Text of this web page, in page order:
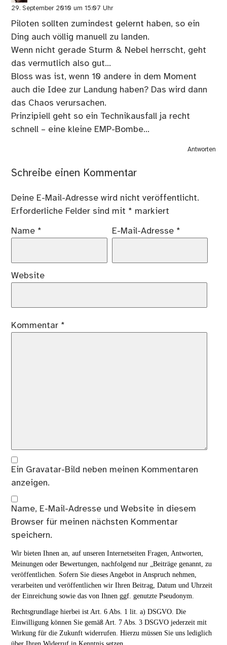
29. September 2010 um 15:07 Uhr
Piloten sollten zumindest gelernt haben, so ein
Ding auch völlig manuell zu landen.
Wenn nicht gerade Sturm & Nebel herrscht, geht
das vermutlich also gut…
Bloss was ist, wenn 10 andere in dem Moment
auch die Idee zur Landung haben? Das wird dann
das Chaos verursachen.
Prinzipiell geht so ein Technikausfall ja recht
schnell – eine kleine EMP-Bombe…
Antworten
Schreibe einen Kommentar
Deine E-Mail-Adresse wird nicht veröffentlicht.
Erforderliche Felder sind mit * markiert
Name * E-Mail-Adresse *
Website
Kommentar *
Ein Gravatar-Bild neben meinen Kommentaren
anzeigen.
Name, E-Mail-Adresse und Website in diesem
Browser für meinen nächsten Kommentar
speichern.
Wir bieten Ihnen an, auf unseren Internetseiten Fragen, Antworten,
Meinungen oder Bewertungen, nachfolgend nur „Beiträge genannt, zu
veröffentlichen. Sofern Sie dieses Angebot in Anspruch nehmen,
verarbeiten und veröffentlichen wir Ihren Beitrag, Datum und Uhrzeit
der Einreichung sowie das von Ihnen ggf. genutzte Pseudonym.
Rechtsgrundlage hierbei ist Art. 6 Abs. 1 lit. a) DSGVO. Die
Einwilligung können Sie gemäß Art. 7 Abs. 3 DSGVO jederzeit mit
Wirkung für die Zukunft widerrufen. Hierzu müssen Sie uns lediglich